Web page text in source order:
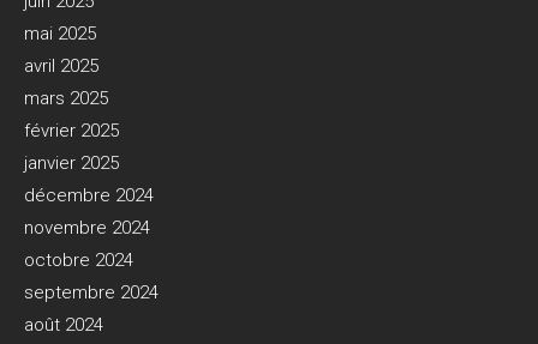
mai 2025
avril 2025
mars 2025
février 2025
janvier 2025
décembre 2024
novembre 2024
octobre 2024
septembre 2024
août 2024